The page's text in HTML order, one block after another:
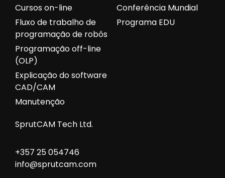
Conferência Mundial
Programa EDU
Cursos on-line
Fluxo de trabalho de
programação de robôs
Programação off-line
(OLP)
Explicação do software
CAD/CAM
Manutenção
SprutCAM Tech Ltd.
+357 25 054746
info@sprutcam.com